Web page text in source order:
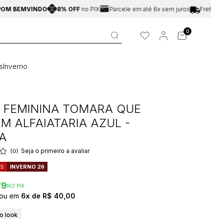
8% OFFno PIX Parcele em até 6x sem juros Frete
0
Inverno
FEMININA TOMARA QUE
ALFAIATARIA AZUL -
(0) Seja o primeiro a avaliar
INVERNO 26
NO PIX
6x R$ 40,00
look